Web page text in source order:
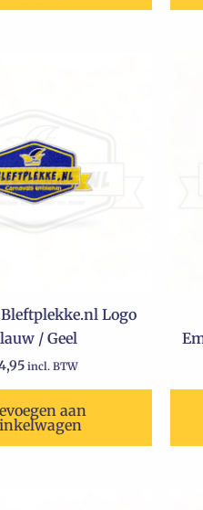
Logo
/ Geel
incl. BTW
aan